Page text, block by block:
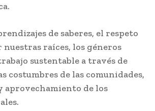
de saberes, el respeto
raíces, los géneros
sustentable a través de
costumbres de las comunidades,
aprovechamiento de los